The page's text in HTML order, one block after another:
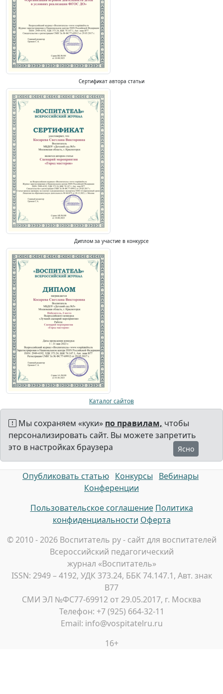
Сертификат автора статьи
Диплом за участие в конкурсе
Каталог сайтов
Мы сохраняем «куки» по правилам, чтобы
персонализировать сайт. Вы можете запретить
это в настройках браузера
Ясно
Опубликовать статью Конкурсы
Вебинары
Конференции
Пользовательское соглашение Политика
конфиденциальности Оферта
© 2010 - 2026 Воспитатель ру - сайт для воспитателей
Всероссийский педагогический
журнал «Воспитатель»
ISSN: 2949 – 4192, УДК 373.24, ББК 74.147.1, Авт. знак
В77
СМИ ЭЛ №ФС77-69912 от 29.05.2017, г. Москва
Телефон: +7 (925) 664-32-11
Email: info@vospitatelru.ru
16+